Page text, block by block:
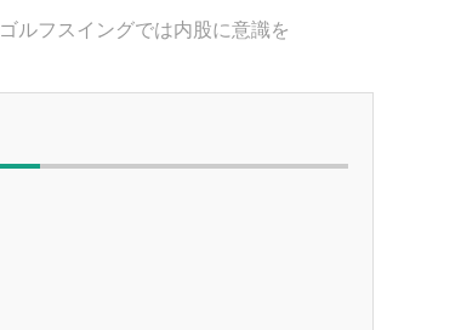
ゴルフスイングでは内股に意識を